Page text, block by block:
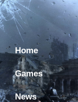
Home
Games
News